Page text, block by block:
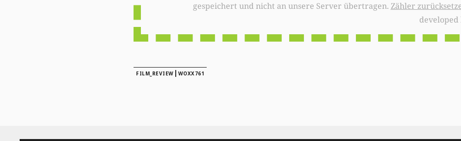
gespeichert und nicht an unsere Server übertragen. Zähler
developed
FILM_REVIEW | WOXX761